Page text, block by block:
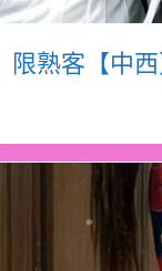
限熟客【中